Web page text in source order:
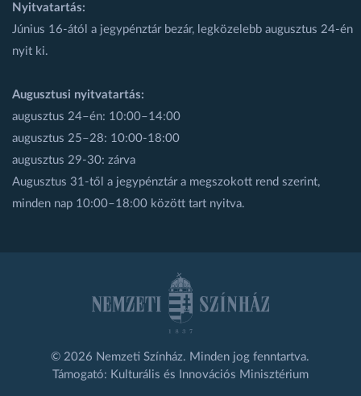
Nyitvatartás:
Június 16-ától a jegypénztár bezár, legközelebb augusztus 24-én
nyit ki.
Augusztusi nyitvatartás:
augusztus 24–én: 10:00–14:00
augusztus 25–28: 10:00-18:00
augusztus 29-30: zárva
Augusztus 31-től a jegypénztár a megszokott rend szerint,
minden nap 10:00–18:00 között tart nyitva.
© 2026 Nemzeti Színház. Minden jog fenntartva.
Támogató: Kulturális és Innovációs Minisztérium